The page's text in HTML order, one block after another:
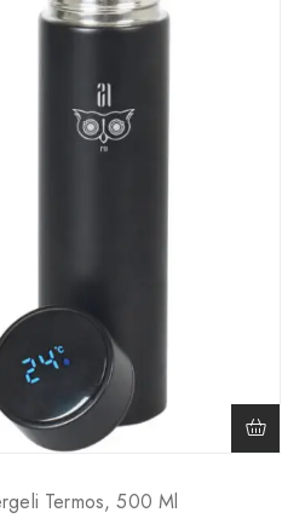
Termos, 500 Ml